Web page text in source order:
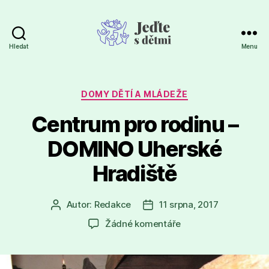
Hledat Menu
Rubriky
DOMY DĚTÍ A MLÁDEŽE
Centrum pro rodinu –
DOMINO Uherské
Hradiště
Autor
příspěvku
Autor: Redakce
Datum
příspěvku
11 srpna, 2017
Žádné komentářeu
názvem